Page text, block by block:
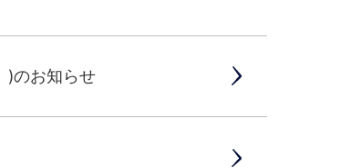
)のお知らせ